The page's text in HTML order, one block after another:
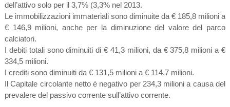
dell’attivo solo per il 3,7% (3,3% nel 2013.
Le immobilizzazioni immateriali sono diminuite da € 185,8 milioni a
€ 146,9 milioni, anche per la diminuzione del valore del parco
calciatori.
I debiti totali sono diminuiti di € 41,3 milioni, da € 375,8 milioni a €
334,5 milioni.
I crediti sono diminuiti da € 131,5 milioni a € 114,7 milioni.
Il Capitale circolante netto è negativo per 234,3 milioni a causa del
prevalere del passivo corrente sull’attivo corrente.